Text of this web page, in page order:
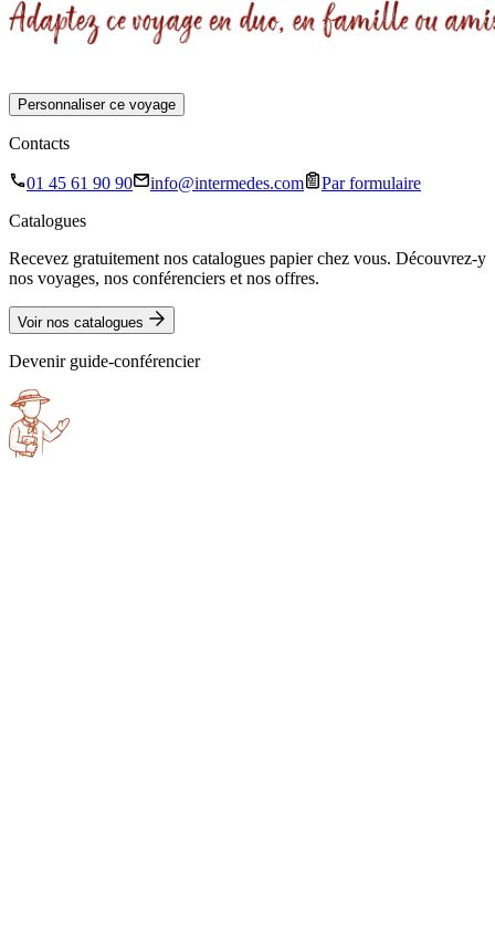
Personnaliser ce voyage
Contacts
01 45 61 90 90 info@intermedes.com
Par formulaire
Catalogues
Recevez gratuitement nos catalogues papier chez vous. Découvrez-y
nos voyages, nos conférenciers et nos offres.
Voir nos catalogues
Devenir guide-conférencier